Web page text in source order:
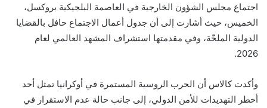
اجتماع مجلس الشؤون الخارجية في العاصمة البلجيكية بروكسل،
الخميس، حيث أشارت إلى أن جدول أعمال الاجتماع حافل بالقضايا
الدولية الملحّة، وفي مقدمتها استشراف المشهد العالمي لعام
2026.
وأكدت كالاس أن الحرب الروسية المستمرة في أوكرانيا تمثل أحد
أخطر التهديدات للأمن الدولي، إلى جانب حالة عدم الاستقرار في